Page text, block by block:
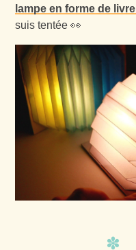
lampe en forme de livre
suis tentée 👀